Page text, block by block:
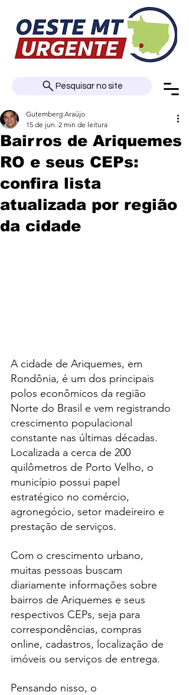
Pesquisar no site
Bairros de Ariquemes
RO e seus CEPs:
confira lista
atualizada por região
da cidade
Gutemberg Araújo
15 de jun. 2 min de leitura
A cidade de Ariquemes, em
Rondônia, é um dos principais
polos econômicos da região
Norte do Brasil e vem registrando
crescimento populacional
constante nas últimas décadas.
Localizada a cerca de 200
quilômetros de Porto Velho, o
município possui papel
estratégico no comércio,
agronegócio, setor madeireiro e
prestação de serviços.
Com o crescimento urbano,
muitas pessoas buscam
diariamente informações sobre
bairros de Ariquemes e seus
respectivos CEPs, seja para
correspondências, compras
online, cadastros, localização de
imóveis ou serviços de entrega.
Pensando nisso, o